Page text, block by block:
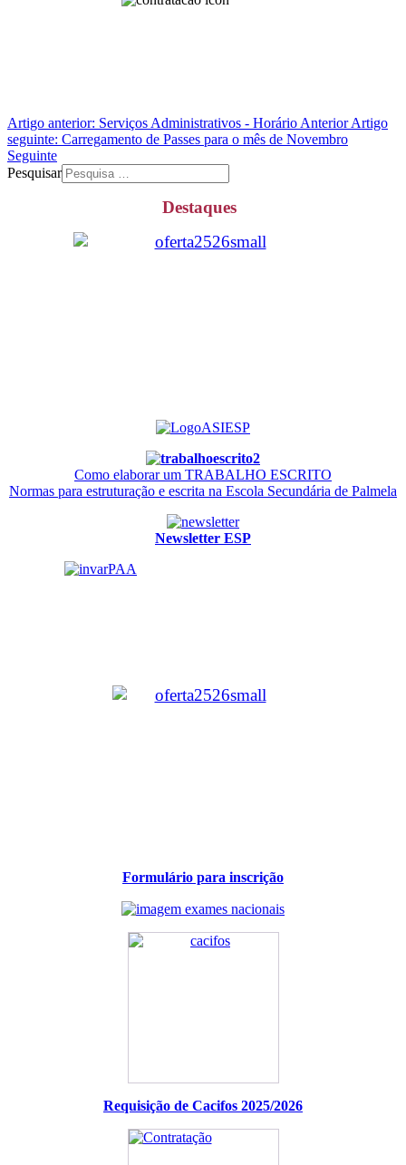
Artigo anterior: Serviços Administrativos - Horário Anterior Artigo
seguinte: Carregamento de Passes para o mês de Novembro
Seguinte
Pesquisar
Destaques
Como elaborar um TRABALHO ESCRITO
Normas para estruturação e escrita na Escola Secundária de Palmela
Newsletter ESP
Formulário para inscrição
Requisição de Cacifos 2025/2026